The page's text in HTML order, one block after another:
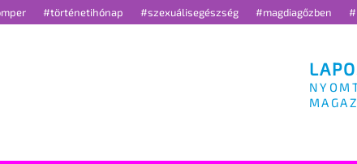
#történetihónap #szexuálisegészség #magdiagőzben